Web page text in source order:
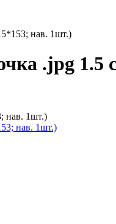
нав. 1шт.)
.jpg
нав. 1шт.)